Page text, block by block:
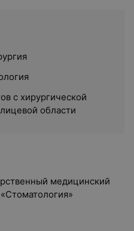
с хирургической
области
медицинский